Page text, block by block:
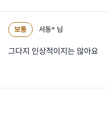
보통 서동* 님
그다지 인상적이지는 않아요